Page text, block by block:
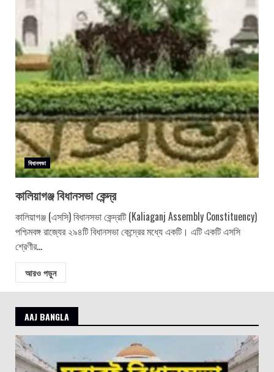
বিধানসভা
কালিয়াগঞ্জ বিধানসভা কেন্দ্র
কালিয়াগঞ্জ (এসসি) বিধানসভা কেন্দ্রটি (Kaliaganj Assembly Constituency)
পশ্চিমবঙ্গ রাজ্যের ২৯৪টি বিধানসভা কেন্দ্রের মধ্যে একটি। এটি একটি এসসি
শ্রেণীর...
আরও পড়ুন
AAJ BANGLA